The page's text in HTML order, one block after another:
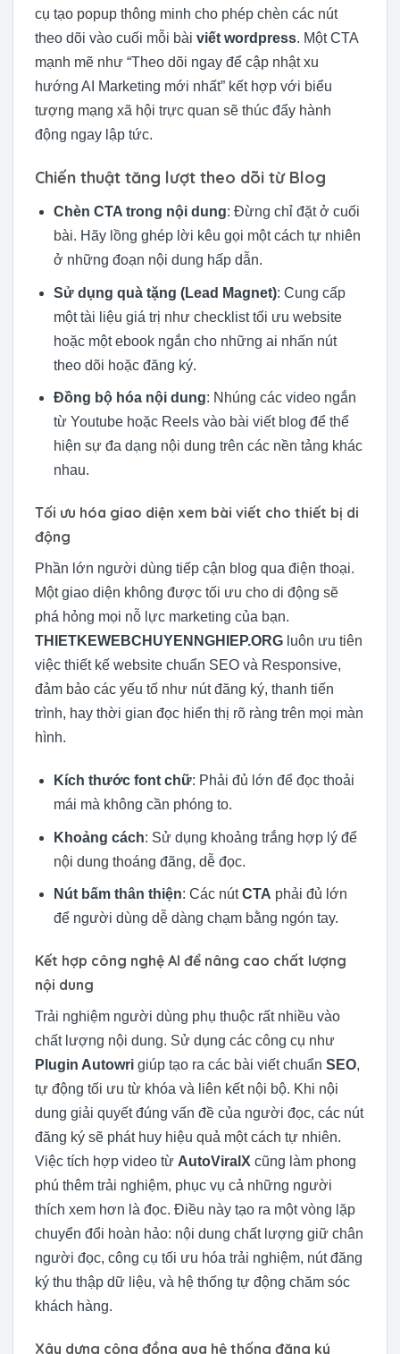
cụ tạo popup thông minh cho phép chèn các nút
theo dõi vào cuối mỗi bài viết wordpress. Một CTA
mạnh mẽ như “Theo dõi ngay để cập nhật xu
hướng AI Marketing mới nhất” kết hợp với biểu
tượng mạng xã hội trực quan sẽ thúc đẩy hành
động ngay lập tức.
Chiến thuật tăng lượt theo dõi từ Blog
Chèn CTA trong nội dung: Đừng chỉ đặt ở cuối
bài. Hãy lồng ghép lời kêu gọi một cách tự nhiên
ở những đoạn nội dung hấp dẫn.
Sử dụng quà tặng (Lead Magnet): Cung cấp
một tài liệu giá trị như checklist tối ưu website
hoặc một ebook ngắn cho những ai nhấn nút
theo dõi hoặc đăng ký.
Đồng bộ hóa nội dung: Nhúng các video ngắn
từ Youtube hoặc Reels vào bài viết blog để thể
hiện sự đa dạng nội dung trên các nền tảng khác
nhau.
Tối ưu hóa giao diện xem bài viết cho thiết bị di
động
Phần lớn người dùng tiếp cận blog qua điện thoại.
Một giao diện không được tối ưu cho di động sẽ
phá hỏng mọi nỗ lực marketing của bạn.
THIETKEWEBCHUYENNGHIEP.ORG luôn ưu tiên
việc thiết kế website chuẩn SEO và Responsive,
đảm bảo các yếu tố như nút đăng ký, thanh tiến
trình, hay thời gian đọc hiển thị rõ ràng trên mọi màn
hình.
Kích thước font chữ: Phải đủ lớn để đọc thoải
mái mà không cần phóng to.
Khoảng cách: Sử dụng khoảng trắng hợp lý để
nội dung thoáng đãng, dễ đọc.
Nút bấm thân thiện: Các nútCTA phải đủ lớn
để người dùng dễ dàng chạm bằng ngón tay.
Kết hợp công nghệ AI để nâng cao chất lượng
nội dung
Trải nghiệm người dùng phụ thuộc rất nhiều vào
chất lượng nội dung. Sử dụng các công cụ như
Plugin Autowri giúp tạo ra các bài viết chuẩn SEO,
tự động tối ưu từ khóa và liên kết nội bộ. Khi nội
dung giải quyết đúng vấn đề của người đọc, các nút
đăng ký sẽ phát huy hiệu quả một cách tự nhiên.
Việc tích hợp video từ AutoViralX cũng làm phong
phú thêm trải nghiệm, phục vụ cả những người
thích xem hơn là đọc. Điều này tạo ra một vòng lặp
chuyển đổi hoàn hảo: nội dung chất lượng giữ chân
người đọc, công cụ tối ưu hóa trải nghiệm, nút đăng
ký thu thập dữ liệu, và hệ thống tự động chăm sóc
khách hàng.
Xây dựng cộng đồng qua hệ thống đăng ký